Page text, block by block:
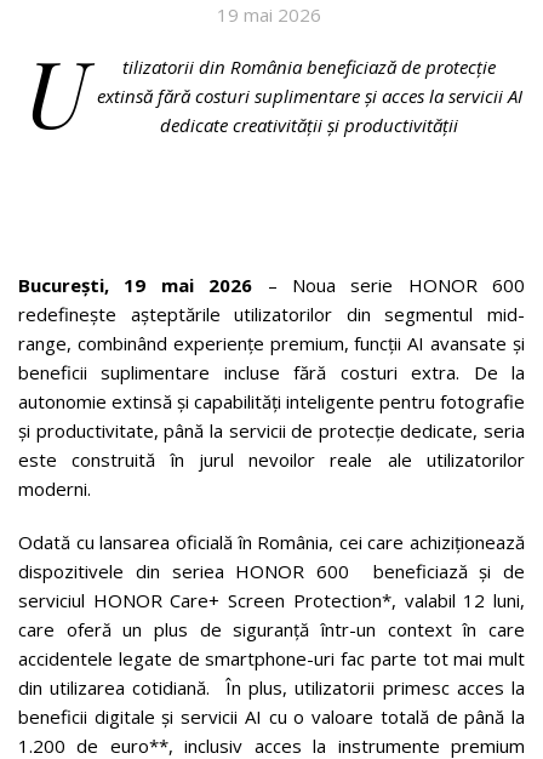
19 mai 2026
U
tilizatorii din România beneficiază de protecție
extinsă fără costuri suplimentare și acces la servicii AI
dedicate creativității și productivității
București, 19 mai 2026 – Noua serie HONOR 600
redefinește așteptările utilizatorilor din segmentul mid-
range, combinând experiențe premium, funcții AI avansate și
beneficii suplimentare incluse fără costuri extra. De la
autonomie extinsă și capabilități inteligente pentru fotografie
și productivitate, până la servicii de protecție dedicate, seria
este construită în jurul nevoilor reale ale utilizatorilor
moderni.
Odată cu lansarea oficială în România, cei care achiziționează
dispozitivele din seriea HONOR 600 beneficiază și de
serviciul HONOR Care+ Screen Protection*, valabil 12 luni,
care oferă un plus de siguranță într-un context în care
accidentele legate de smartphone-uri fac parte tot mai mult
din utilizarea cotidiană. În plus, utilizatorii primesc acces la
beneficii digitale și servicii AI cu o valoare totală de până la
1.200 de euro**, inclusiv acces la instrumente premium